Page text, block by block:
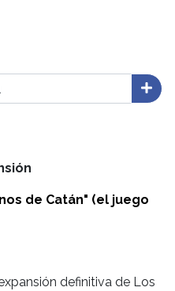
de Catán" (el juego
definitiva de Los